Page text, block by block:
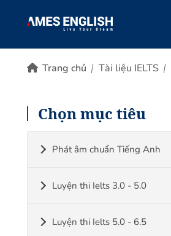
Trang chủ Tài liệu IELTS
Chọn mục tiêu
Phát âm chuẩn Tiếng Anh
Luyện thi Ielts 3.0 - 5.0
Luyện thi Ielts 5.0 - 6.5